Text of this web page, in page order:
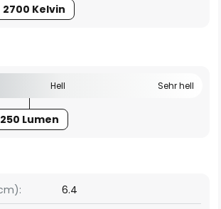
2700 Kelvin
Hell Sehr hell
250 Lumen
6.4